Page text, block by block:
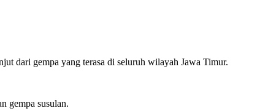
dari gempa yang terasa di seluruh wilayah Jawa Timur.
gempa susulan.